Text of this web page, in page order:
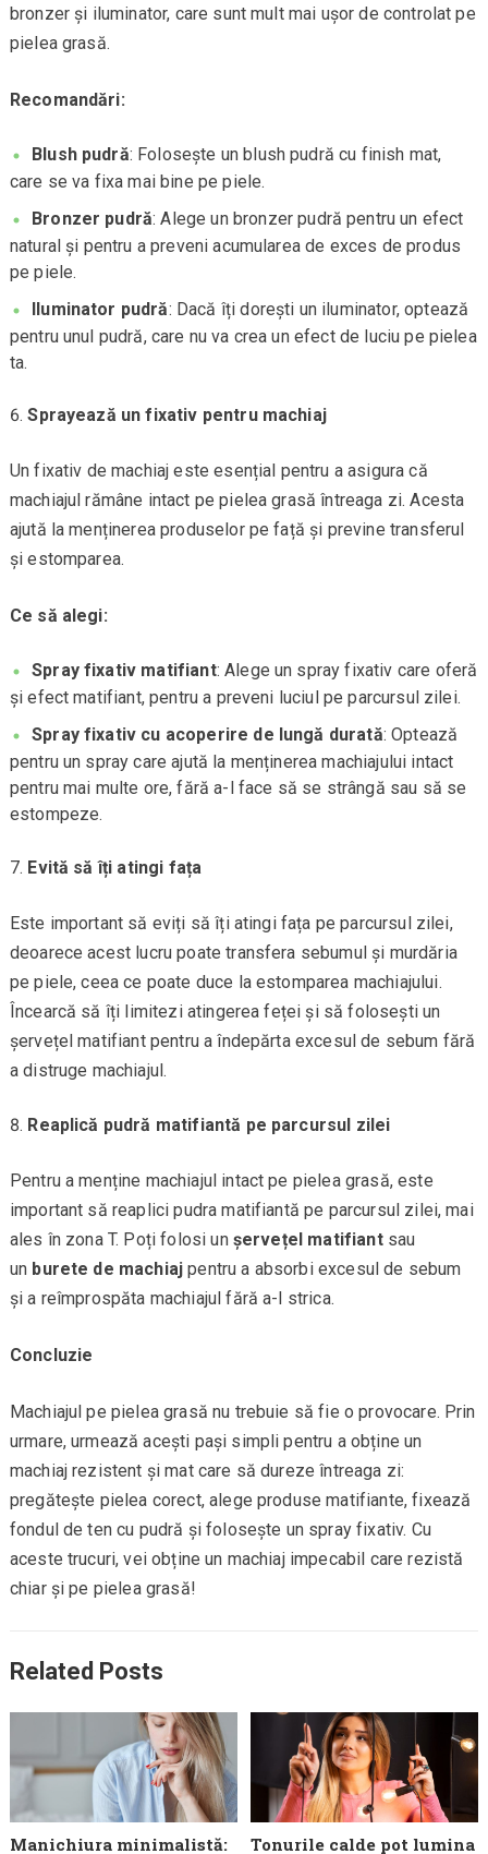
bronzer și iluminator, care sunt mult mai ușor de controlat pe
pielea grasă.
Recomandări:
Blush pudră: Folosește un blush pudră cu finish mat,
care se va fixa mai bine pe piele.
Bronzer pudră: Alege un bronzer pudră pentru un efect
natural și pentru a preveni acumularea de exces de produs
pe piele.
Iluminator pudră: Dacă îți dorești un iluminator, optează
pentru unul pudră, care nu va crea un efect de luciu pe pielea
ta.
Sprayează un fixativ pentru machiaj
Un fixativ de machiaj este esențial pentru a asigura că
machiajul rămâne intact pe pielea grasă întreaga zi. Acesta
ajută la menținerea produselor pe față și previne transferul
și estomparea.
Ce să alegi:
Spray fixativ matifiant: Alege un spray fixativ care oferă
și efect matifiant, pentru a preveni luciul pe parcursul zilei.
Spray fixativ cu acoperire de lungă durată: Optează
pentru un spray care ajută la menținerea machiajului intact
pentru mai multe ore, fără a-l face să se strângă sau să se
estompeze.
Evită să îți atingi fața
Este important să eviți să îți atingi fața pe parcursul zilei,
deoarece acest lucru poate transfera sebumul și murdăria
pe piele, ceea ce poate duce la estomparea machiajului.
Încearcă să îți limitezi atingerea feței și să folosești un
șervețel matifiant pentru a îndepărta excesul de sebum fără
a distruge machiajul.
Reaplică pudră matifiantă pe parcursul zilei
Pentru a menține machiajul intact pe pielea grasă, este
important să reaplici pudra matifiantă pe parcursul zilei, mai
ales în zona T. Poți folosi un șervețel matifiantsau
un burete de machiaj pentru a absorbi excesul de sebum
și a reîmprospăta machiajul fără a-l strica.
Concluzie
Machiajul pe pielea grasă nu trebuie să fie o provocare. Prin
urmare, urmează acești pași simpli pentru a obține un
machiaj rezistent și mat care să dureze întreaga zi:
pregătește pielea corect, alege produse matifiante, fixează
fondul de ten cu pudră și folosește un spray fixativ. Cu
aceste trucuri, vei obține un machiaj impecabil care rezistă
chiar și pe pielea grasă!
Related Posts
Manichiura minimalistă:
Tonurile calde pot lumina